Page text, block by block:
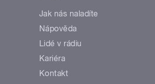
Jak nás naladíte
Nápověda
Lidé v rádiu
Kariéra
Kontakt